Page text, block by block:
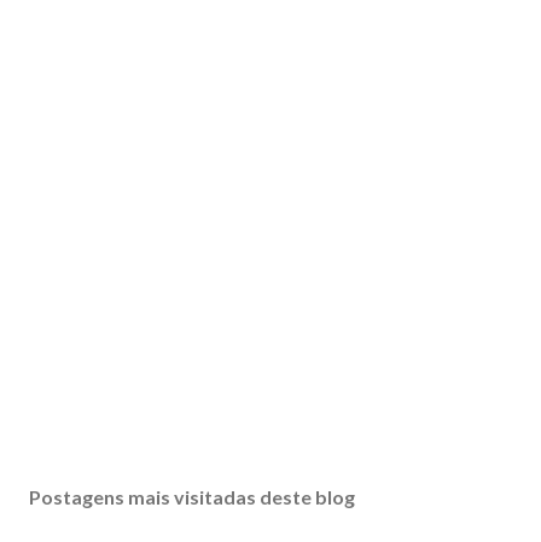
Postagens mais visitadas deste blog